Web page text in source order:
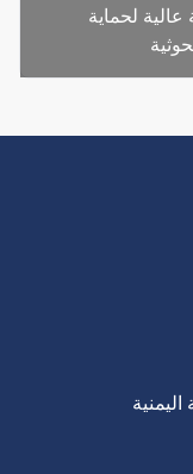
عالية لحماية